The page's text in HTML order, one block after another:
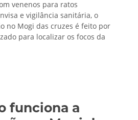
venenos para ratos
e vigilância sanitária, o
no Mogi das cruzes é feito por
para localizar os focos da
funciona a